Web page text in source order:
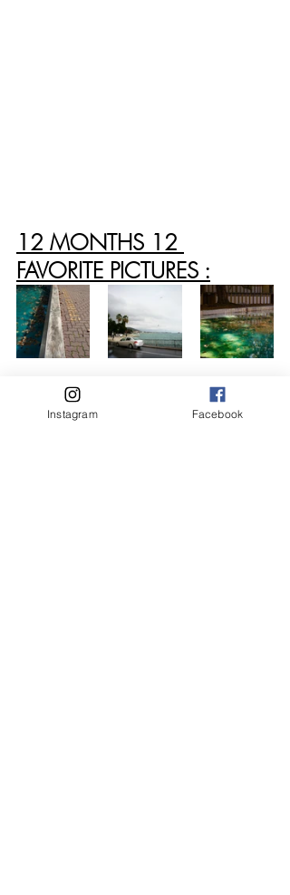
12 MONTHS 12
FAVORITE PICTURES :
Instagram Facebook